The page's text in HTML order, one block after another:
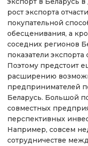
рост экспорта
покупательной
обесценивания, а
соседних регионов
показатели
Поэтому предстоит
расширению
предпринимателей
Беларусь. Большой
совместных
перспективных
Например, совсем
сотрудничестве